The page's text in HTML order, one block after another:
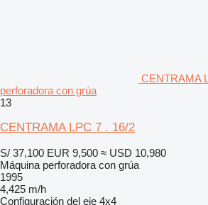
CENTRAMA
perforadora con grúa
13
CENTRAMA LPC 7 . 16/2
S/ 37,100 EUR 9,500 ≈ USD 10,980
Máquina perforadora con grúa
1995
4,425 m/h
Configuración del eje 4x4